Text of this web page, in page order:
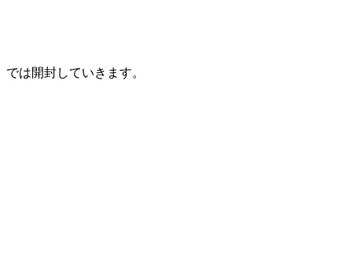
では開封していきます。